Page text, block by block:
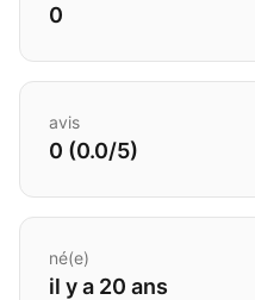
0
avis
0 (0.0/5)
né(e)
il y a 20 ans